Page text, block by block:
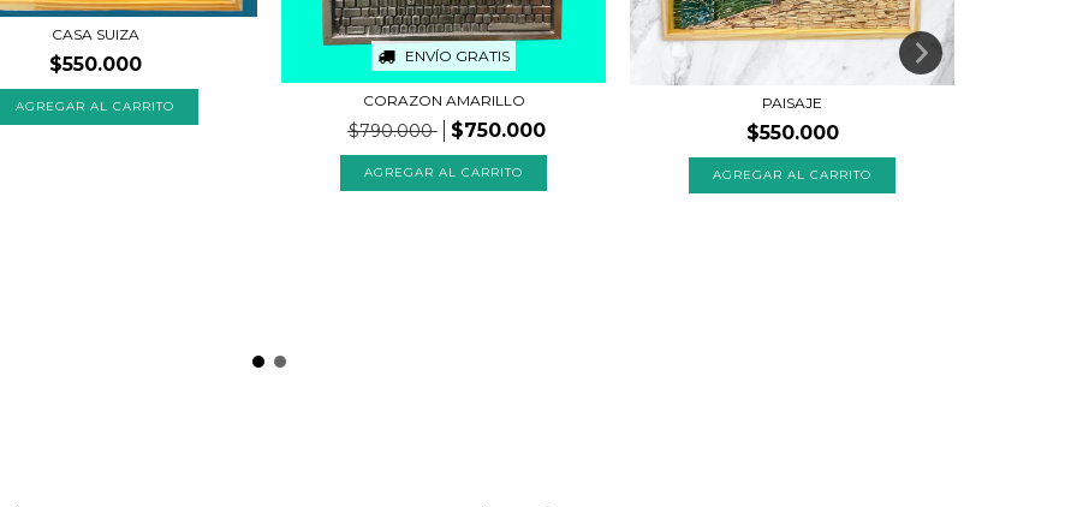
CASA SUIZA
$550.000 ENVÍO GRATIS
CORAZON AMARILLO
$790.000 $750.000
PAISAJE
$550.000